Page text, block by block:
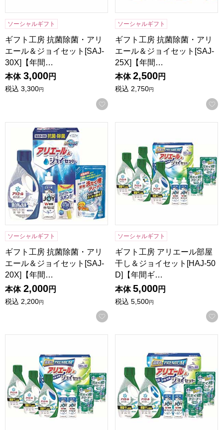
ソーシャルギフト
ギフト工房 抗菌除菌・アリ
エール＆ジョイセット[SAJ-
30X]【年間…
本体 3,000円
税込 3,300円
お気に入りに登録する
ソーシャルギフト
ギフト工房 抗菌除菌・アリ
エール＆ジョイセット[SAJ-
25X]【年間…
本体 2,500円
税込 2,750円
ギフト工房 抗菌除菌・アリエール＆ジョイセット[SAJ-20X]
ソーシャルギフト
ギフト工房 抗菌除菌・アリ
エール＆ジョイセット[SAJ-
20X]【年間…
本体 2,000円
税込 2,200円
お気に入りに登録する
ソーシャルギフト
ギフト工房 アリエール部屋
干し＆ジョイセット[HAJ-50
D]【年間ギ…
本体 5,000円
税込 5,500円